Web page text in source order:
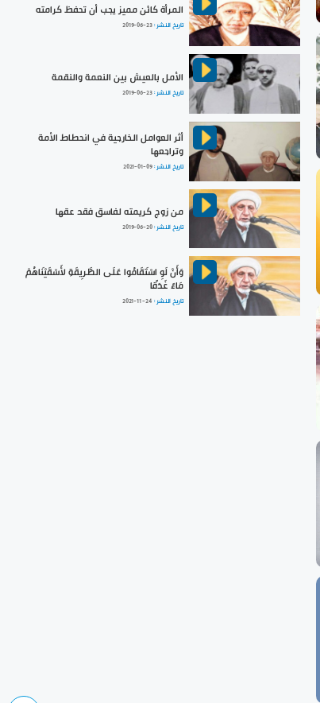
المرأة كائن مميز يجب أن تحفظ كرامته
تاريخ النشر :2019-06-23
الأمل بالعيش بين النعمة والنقمة
تاريخ النشر :2019-06-23
أثر العوامل الخارجية في انحطاط الأمة
وتراجعها
تاريخ النشر :2021-01-09
من زوج كريمته لفاسق فقد عقها
تاريخ النشر :2019-06-20
وَأَنْ لَوِ اسْتَقَامُوا عَلَى الطَّرِيقَةِ لأَسْقَيْنَاهُمْ
مَاءً غَدَقًا
تاريخ النشر : 2021-11-24